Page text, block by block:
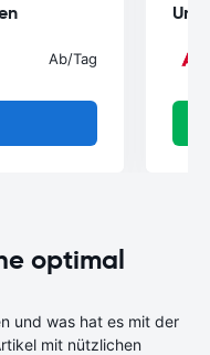
Ab/Tag
optimal
und was hat es mit der
mit nützlichen